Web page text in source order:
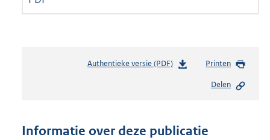
Authentieke versie (PDF)b
n
Printen
Delen
Informatie over deze publicatie